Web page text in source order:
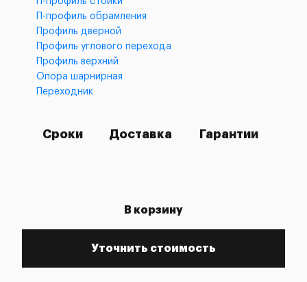
П-профиль обрамления
Профиль дверной
Профиль углового перехода
Профиль верхний
Опора шарнирная
Переходник
Гарантии
Доставка
Сроки
В корзину
Уточнить стоимость